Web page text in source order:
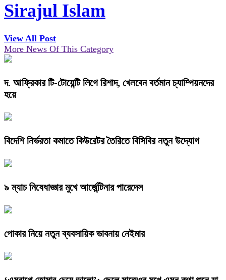
Sirajul Islam
View All Post
More News Of This Category
দ. আফ্রিকার টি-টোয়েন্টি লিগে রিশাদ, খেলবেন বর্তমান চ্যাম্পিয়নদের
হয়ে
বিদেশি নির্ভরতা কমাতে কিউরেটর তৈরিতে বিসিবির নতুন উদ্যোগ
৯ ম্যাচ নিষেধাজ্ঞার মুখে আর্জেন্টিনার পারেদেস
পোকার নিয়ে নতুন ব্যবসায়িক ভাবনায় নেইমার